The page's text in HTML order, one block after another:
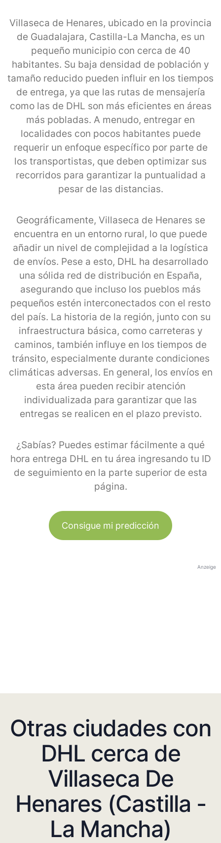
Villaseca de Henares, ubicado en la provincia
de Guadalajara, Castilla-La Mancha, es un
pequeño municipio con cerca de 40
habitantes. Su baja densidad de población y
tamaño reducido pueden influir en los tiempos
de entrega, ya que las rutas de mensajería
como las de DHL son más eficientes en áreas
más pobladas. A menudo, entregar en
localidades con pocos habitantes puede
requerir un enfoque específico por parte de
los transportistas, que deben optimizar sus
recorridos para garantizar la puntualidad a
pesar de las distancias.
Geográficamente, Villaseca de Henares se
encuentra en un entorno rural, lo que puede
añadir un nivel de complejidad a la logística
de envíos. Pese a esto, DHL ha desarrollado
una sólida red de distribución en España,
asegurando que incluso los pueblos más
pequeños estén interconectados con el resto
del país. La historia de la región, junto con su
infraestructura básica, como carreteras y
caminos, también influye en los tiempos de
tránsito, especialmente durante condiciones
climáticas adversas. En general, los envíos en
esta área pueden recibir atención
individualizada para garantizar que las
entregas se realicen en el plazo previsto.
¿Sabías? Puedes estimar fácilmente a qué
hora entrega DHL en tu área ingresando tu ID
de seguimiento en la parte superior de esta
página.
Consigue mi predicción
Anzeige
Otras ciudades con
DHL cerca de
Villaseca De
Henares (Castilla -
La Mancha)